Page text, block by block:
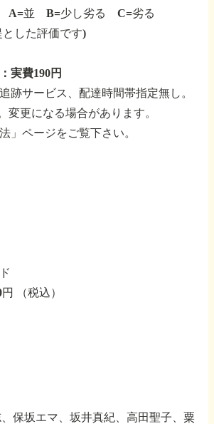
A=並 B=少し劣る C=劣る
とした評価です)
実費190円
跡サービス、配達時間帯指定無し。
変更になる場合があります。
」ページをご覧下さい。
（税込）
、保坂エマ、坂井真紀、高田聖子、粟